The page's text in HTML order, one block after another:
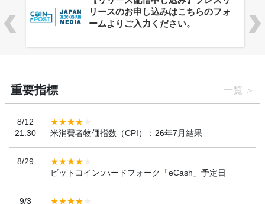
ーバルWeb3カンファレンス
「WebX2026」とのコラボレーショ
重要指標 一覧
8/12
21:30
米消費者物価指数（CPI）：26年7月結果
8/29
ビットコイン:ハードフォーク「eCash」予定日
9/3